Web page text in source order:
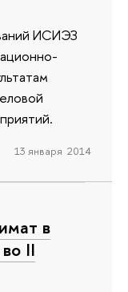
ИСИЭЗ
13 января 2014
в
II